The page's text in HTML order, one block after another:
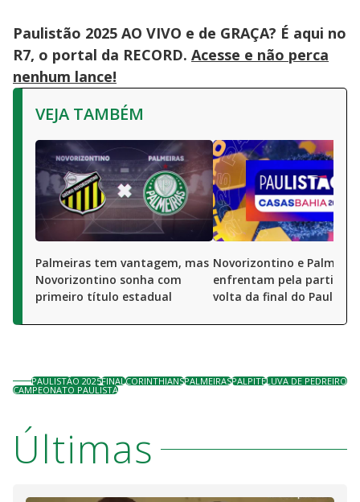
Paulistão 2025 AO VIVO e de GRAÇA? É aqui no
R7, o portal da RECORD. Acesse e não perca
nenhum lance!
VEJA TAMBÉM
Palmeiras tem vantagem, mas
Novorizontino sonha com
primeiro título estadual
Novorizontino e
enfrentam pela partida
volta da final do
PAULISTÃO 2025FINALCORINTHIANSPALMEIRASPALPITELUVA DE PEDREIRO
CAMPEONATO PAULISTA
Últimas